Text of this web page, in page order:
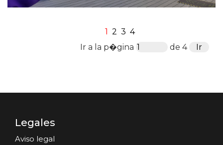
1 2 3 4
Ir a la p�gina
de 4
Legales
Aviso legal